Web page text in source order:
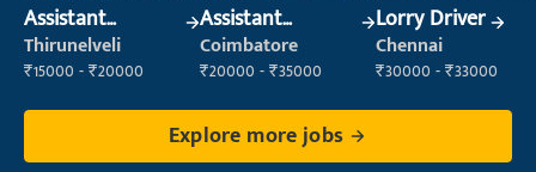
Assistant
Manager
Thirunelveli
₹15000 - ₹20000
Assistant
Manager
Coimbatore
₹20000 - ₹35000
Lorry Driver
Chennai
₹30000 - ₹33000
Explore more jobs